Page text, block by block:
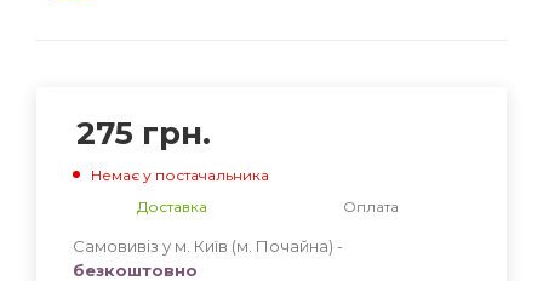
275 грн.
Немає у постачальника
Доставка
Оплата
Самовивіз у м. Київ (м. Почайна) -
безкоштовно